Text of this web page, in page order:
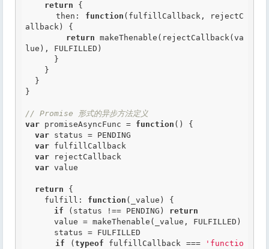
return {
      then:
function (fulfillCallback, rejectC
allback)
{
return makeThenable(rejectCallback(va
lue), FULFILLED)
}
// Promise 形式的异步方法定义
var promiseAsyncFunc = function ()
{
var status = PENDING
var fulfillCallback
var rejectCallback
var value
return {
    fulfill:
function (_value)
{
if (status !== PENDING) return
if ( typeof fulfillCallback ===
'functio